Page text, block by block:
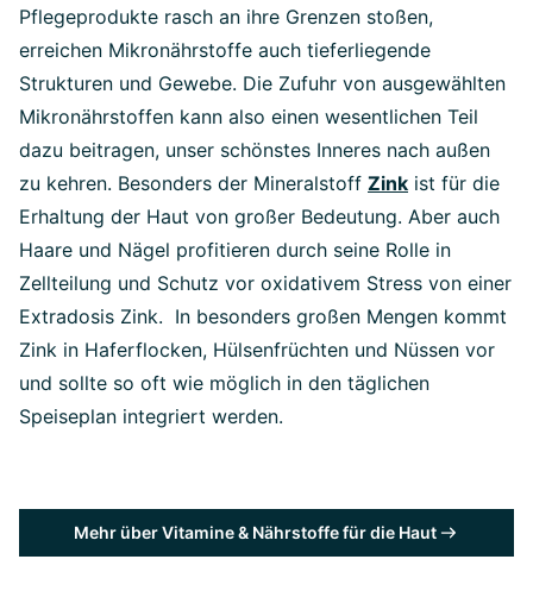
Pflegeprodukte rasch an ihre Grenzen stoßen,
erreichen Mikronährstoffe auch tieferliegende
Strukturen und Gewebe. Die Zufuhr von ausgewählten
Mikronährstoffen kann also einen wesentlichen Teil
dazu beitragen, unser schönstes Inneres nach außen
zu kehren. Besonders der Mineralstoff Zink ist für die
Erhaltung der Haut von großer Bedeutung. Aber auch
Haare und Nägel profitieren durch seine Rolle in
Zellteilung und Schutz vor oxidativem Stress von einer
Extradosis Zink. In besonders großen Mengen kommt
Zink in Haferflocken, Hülsenfrüchten und Nüssen vor
und sollte so oft wie möglich in den täglichen
Speiseplan integriert werden.
Mehr über Vitamine & Nährstoffe für die Haut